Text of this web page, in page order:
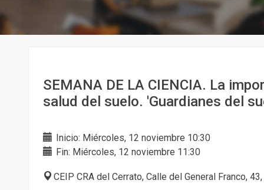
SEMANA DE LA CIENCIA. La
salud del suelo. 'Guardianes del
Inicio: Miércoles, 12 noviembre 10:30
Fin: Miércoles, 12 noviembre 11:30
CEIP CRA del Cerrato, Calle del General Franco,